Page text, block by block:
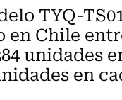
TYQ-
Chile
unidades
en